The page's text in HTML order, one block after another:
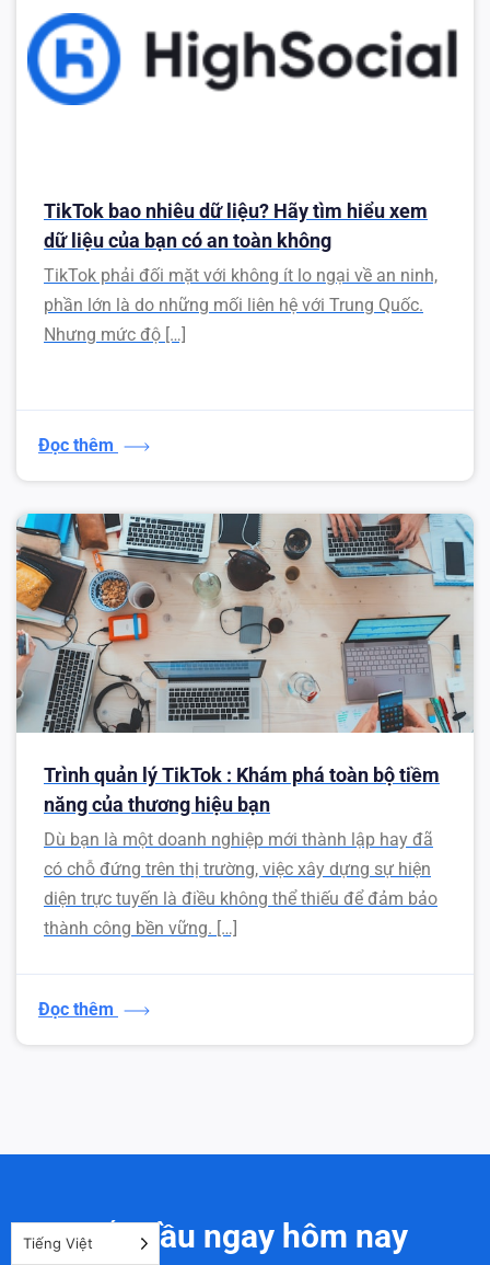
TikTok bao nhiêu dữ liệu? Hãy tìm hiểu xem
dữ liệu của bạn có an toàn không
TikTok phải đối mặt với không ít lo ngại về an ninh,
phần lớn là do những mối liên hệ với Trung Quốc.
Nhưng mức độ […]
Đọc thêm
Trình quản lý TikTok : Khám phá toàn bộ tiềm
năng của thương hiệu bạn
Dù bạn là một doanh nghiệp mới thành lập hay đã
có chỗ đứng trên thị trường, việc xây dựng sự hiện
diện trực tuyến là điều không thể thiếu để đảm bảo
thành công bền vững. […]
Đọc thêm
Bắt đầu ngay hôm nay
Tiếng Việt